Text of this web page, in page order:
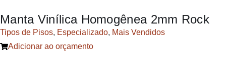
Manta Vinílica Homogênea 2mm Rock
Tipos de Pisos, Especializado, Mais Vendidos
Adicionar ao orçamento